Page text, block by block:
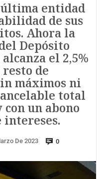
entidad
de sus
Ahora la
Depósito
el 2,5%
de
máximos ni
total
un abono
De 2023 0